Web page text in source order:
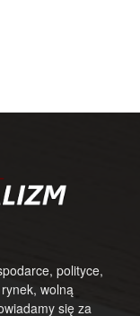
polityce,
wolną
się za